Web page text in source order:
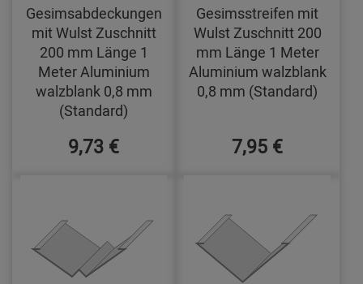
Gesimsabdeckungen
mit Wulst Zuschnitt
200 mm Länge 1
Meter Aluminium
walzblank 0,8 mm
(Standard)
9,73 €
Gesimsstreifen mit
Wulst Zuschnitt 200
mm Länge 1 Meter
Aluminium walzblank
0,8 mm (Standard)
7,95 €